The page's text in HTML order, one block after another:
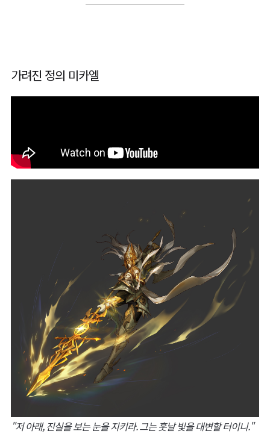
가려진 정의 미카엘
"저 아래, 진실을 보는 눈을 지키라. 그는 훗날 빛을 대변할 터이니."